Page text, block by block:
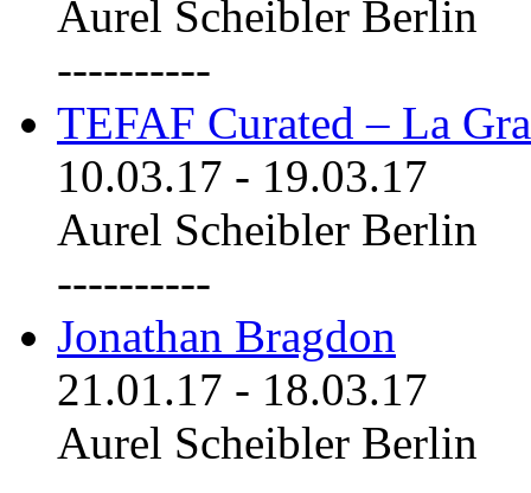
Aurel Scheibler Berlin
----------
TEFAF Curated – La
10.03.17 - 19.03.17
Aurel Scheibler Berlin
----------
Jonathan Bragdon
21.01.17 - 18.03.17
Aurel Scheibler Berlin